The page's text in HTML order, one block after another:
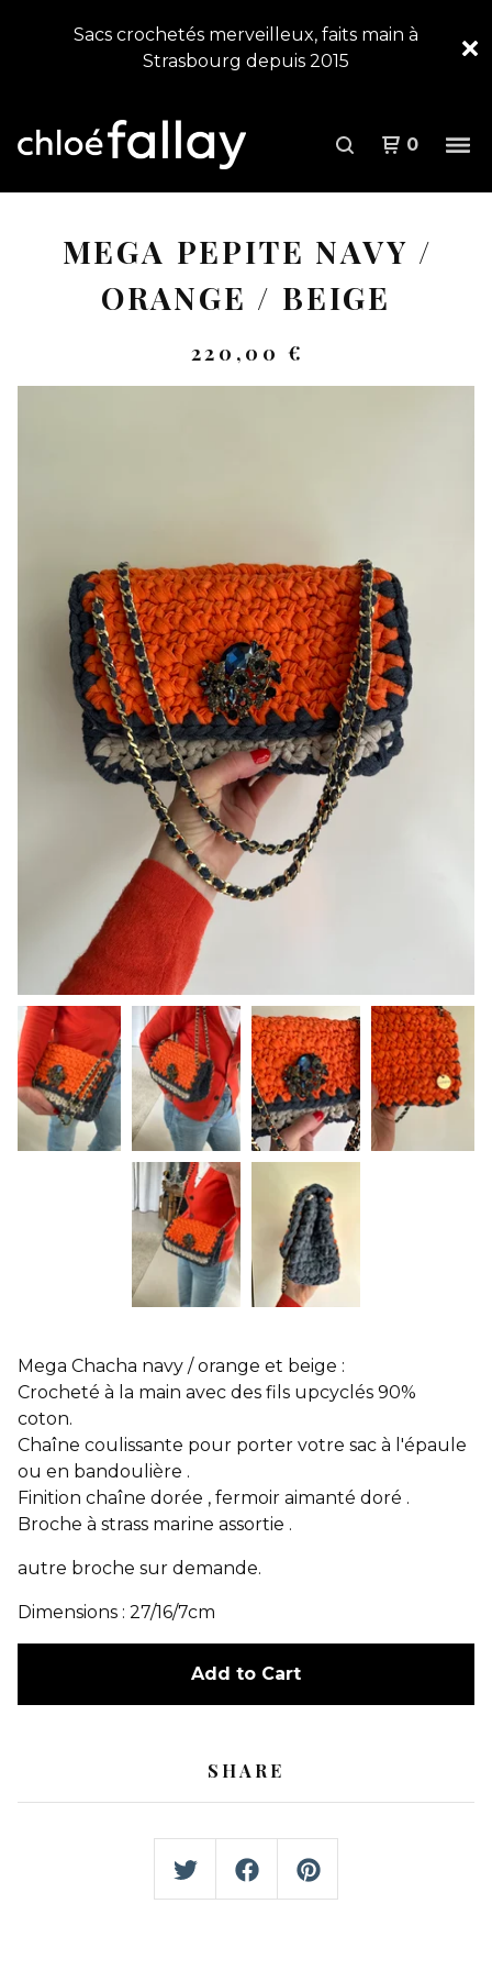
Sacs crochetés merveilleux, faits main à
Strasbourg depuis 2015
0
MEGA PEPITE NAVY /
ORANGE / BEIGE
220,00€
Mega Chacha navy / orange et beige :
Crocheté à la main avec des fils upcyclés 90%
coton.
Chaîne coulissante pour porter votre sac à l'épaule
ou en bandoulière .
Finition chaîne dorée , fermoir aimanté doré .
Broche à strass marine assortie .
autre broche sur demande.
Dimensions : 27/16/7cm
Add to Cart
SHARE